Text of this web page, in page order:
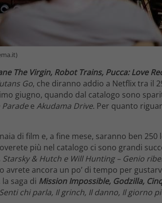
The Virgin, Robot Trains, Pucca: Love
Go, che diranno addio a Netflix tra il
giugno, quando dal catalogo sono
Paradee Akudama Drive. Per quanto
di film e, a fine mese, saranno ben 250
più nel catalogo ci sono grandi
Starsky & Hutch e Will Hunting – Genio
ancora un po’ di tempo per
saga di Mission Impossible, Godzilla,
chi parla, Il grinch, Il danno, Il giorno